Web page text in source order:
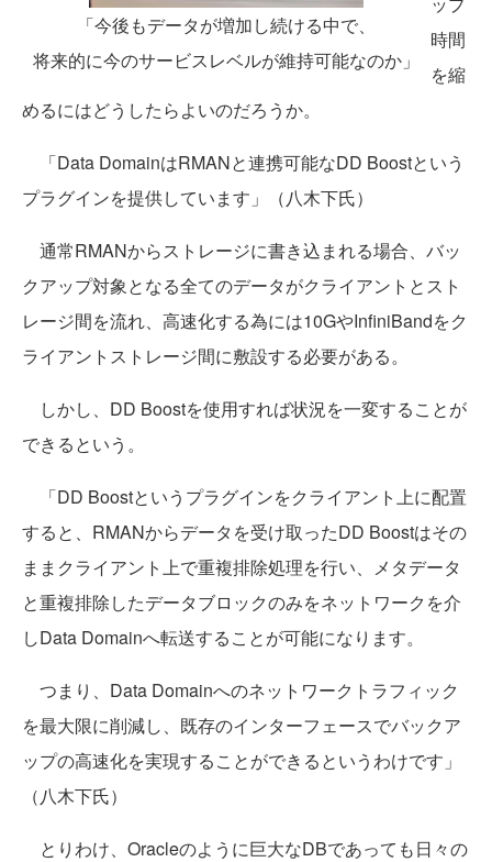
「今後もデータが増加し続ける中で、
将来的に今のサービスレベルが維持可能なのか」
時間
を縮
めるにはどうしたらよいのだろうか。
「Data DomainはRMANと連携可能なDD Boostという
プラグインを提供しています」（八木下氏）
通常RMANからストレージに書き込まれる場合、バッ
クアップ対象となる全てのデータがクライアントとスト
レージ間を流れ、高速化する為には10GやInfiniBandをク
ライアントストレージ間に敷設する必要がある。
しかし、DD Boostを使用すれば状況を一変することが
できるという。
「DD Boostというプラグインをクライアント上に配置
すると、RMANからデータを受け取ったDD Boostはその
ままクライアント上で重複排除処理を行い、メタデータ
と重複排除したデータブロックのみをネットワークを介
しData Domainへ転送することが可能になります。
つまり、Data Domainへのネットワークトラフィック
を最大限に削減し、既存のインターフェースでバックア
ップの高速化を実現することができるというわけです」
（八木下氏）
とりわけ、Oracleのように巨大なDBであっても日々の